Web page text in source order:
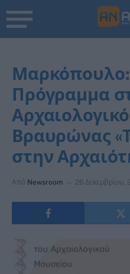
Μαρκόπουλο:
Πρόγραμμα
Βραυρώνας
στην
Από Newsroom 26 Δεκεμβρίου,